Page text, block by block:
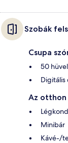
Szobák
Csupa
50
Digitális
Az otthon
Minibár
Kávé-/